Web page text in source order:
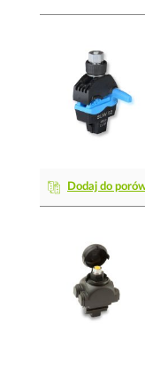
Dodaj do